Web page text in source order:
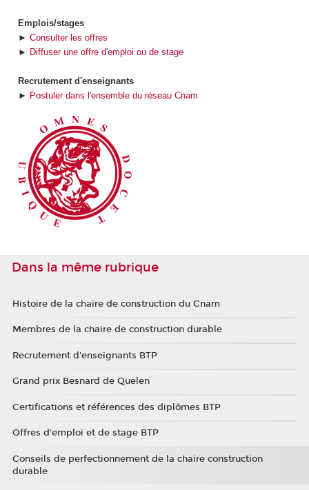
Emplois/stages
► Consulter les offres
► Diffuser une offre d'emploi ou de stage
Recrutement d'enseignants
► Postuler dans l'ensemble du réseau Cnam
Dans la même rubrique
Histoire de la chaire de construction du Cnam
Membres de la chaire de construction durable
Recrutement d'enseignants BTP
Grand prix Besnard de Quelen
Certifications et références des diplômes BTP
Offres d'emploi et de stage BTP
Conseils de perfectionnement de la chaire construction
durable